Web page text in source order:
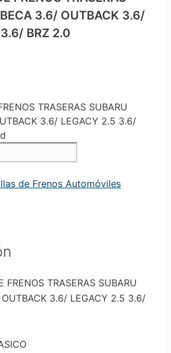
3.6/ OUTBACK 3.6/
BRZ 2.0
TRASERAS SUBARU
3.6/ LEGACY 2.5 3.6/
de Frenos Automóviles
FRENOS TRASERAS SUBARU
3.6/ LEGACY 2.5 3.6/